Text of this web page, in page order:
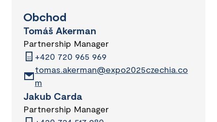
Obchod
Tomáš Akerman
Partnership Manager
+420 720 965 969
tomas.akerman@expo2025czechia.co
m
Jakub Carda
Partnership Manager